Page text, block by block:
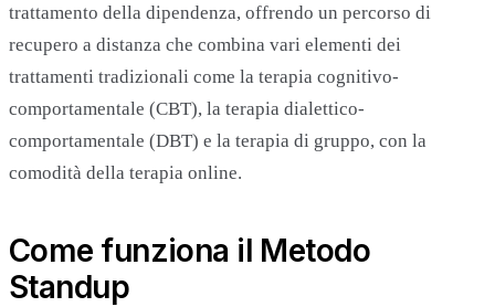
trattamento della dipendenza, offrendo un percorso di
recupero a distanza che combina vari elementi dei
trattamenti tradizionali come la terapia cognitivo-
comportamentale (CBT), la terapia dialettico-
comportamentale (DBT) e la terapia di gruppo, con la
comodità della terapia online.
Come funziona il Metodo
Standup